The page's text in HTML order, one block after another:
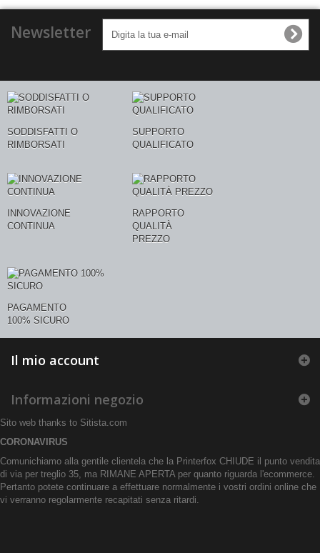
Newsletter
SODDISFATTI O
RIMBORSATI
SUPPORTO
QUALIFICATO
INNOVAZIONE
CONTINUA
RAPPORTO
QUALITÀ
PREZZO
PAGAMENTO
100% SICURO
Il mio account
Informazioni negozio
Sito web thanks to Sitista.com
CORONAVIRUS
Comunichiamo alla gentile clientela che la Printerfox CHIUDE il punto vendita
di via per treglio 35, ma RIMANE APERTA per quanto riguarda l'ecommerce.
Pertanto potete continuare a effettuare normalmente i vostri ordini online che
vi verranno regolarmente recapitati senza ritardi.